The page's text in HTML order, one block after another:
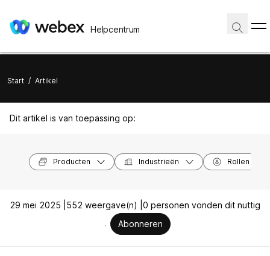
Helpcentrum
Start / Artikel
Dit artikel is van toepassing op:
Producten Industrieën Rollen
29 mei 2025 | 552 weergave(n) | 0 personen vonden dit nuttig
Abonneren